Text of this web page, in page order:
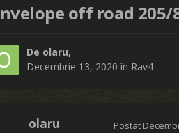
off road 205/
De olaru,
Decembrie 13, 2020 în Rav4
olaru Postat